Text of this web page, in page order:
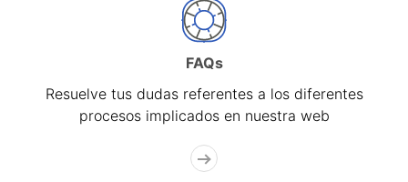
FAQs
Resuelve tus dudas referentes a los diferentes
procesos implicados en nuestra web